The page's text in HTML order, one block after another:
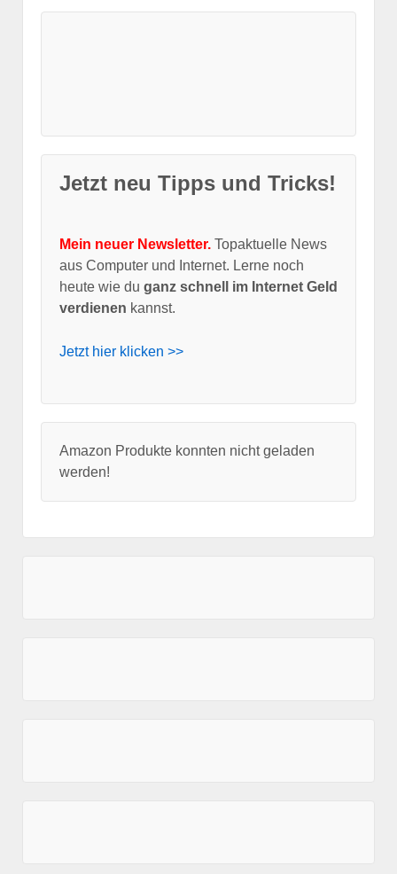
Jetzt neu Tipps und Tricks!
Mein neuer Newsletter. Topaktuelle News
aus Computer und Internet. Lerne noch
heute wie du ganz schnell im Internet Geld
verdienen kannst.
Jetzt hier klicken >>
Amazon Produkte konnten nicht geladen
werden!